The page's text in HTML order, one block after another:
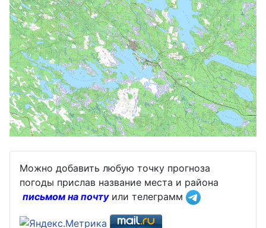
Можно добавить любую точку прогноза
погоды прислав название места и района
письмом на почтуили телеграмм